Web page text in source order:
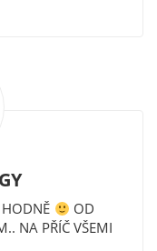
OD
NA PŘÍČ VŠEMI